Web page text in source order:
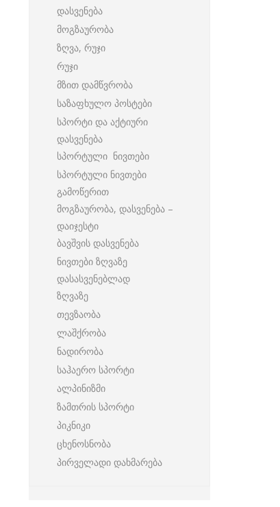
დასვენება
მოგზაურობა
ზღვა, რუჯი
რუჯი
მზით დამწვრობა
საზაფხულო პოსტები
სპორტი და აქტიური
დასვენება
სპორტული ნივთები
სპორტული ნივთები
გამოწერით
მოგზაურობა, დასვენება –
დაიჯესტი
ბავშვის დასვენება
ნივთები ზღვაზე
დასასვენებლად
ზღვაზე
თევზაობა
ლაშქრობა
ნადირობა
საჰაერო სპორტი
ალპინიზმი
ზამთრის სპორტი
პიკნიკი
ცხენოსნობა
პირველადი დახმარება